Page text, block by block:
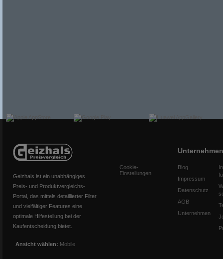
Geizhals ist ein unabhängiges
Preis- und Produktvergleichs-
Portal, das mittels detaillierter Filter
und vielfältiger Features eine
optimale Hilfestellung bei der
Kaufentscheidung bietet.
Ansicht wählen: Mobile
Cookie-
Einstellungen
Unternehmen
Blog
Impressum
Datenschutz
AGB
Unternehmen